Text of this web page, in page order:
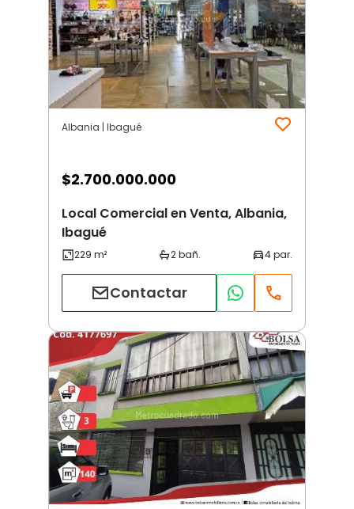
Albania | Ibagué
$2.700.000.000
Local Comercial en Venta, Albania,
Ibagué
Contactar